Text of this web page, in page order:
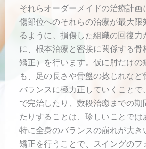
それらオーダーメイドの治療計画
傷部位へのそれらの治療が最大限
るように、損傷した組織の回復力
に、根本治療と密接に関係する骨
矯正）を行います。仮に肘だけの
も、足の長さや骨盤の捻じれなど
バランスに極力正していくことで
で完治したり、数段治癒までの期
たりすることは、珍しいことでは
特に全身のバランスの崩れが大き
矯正を行うことで、スイングのフ